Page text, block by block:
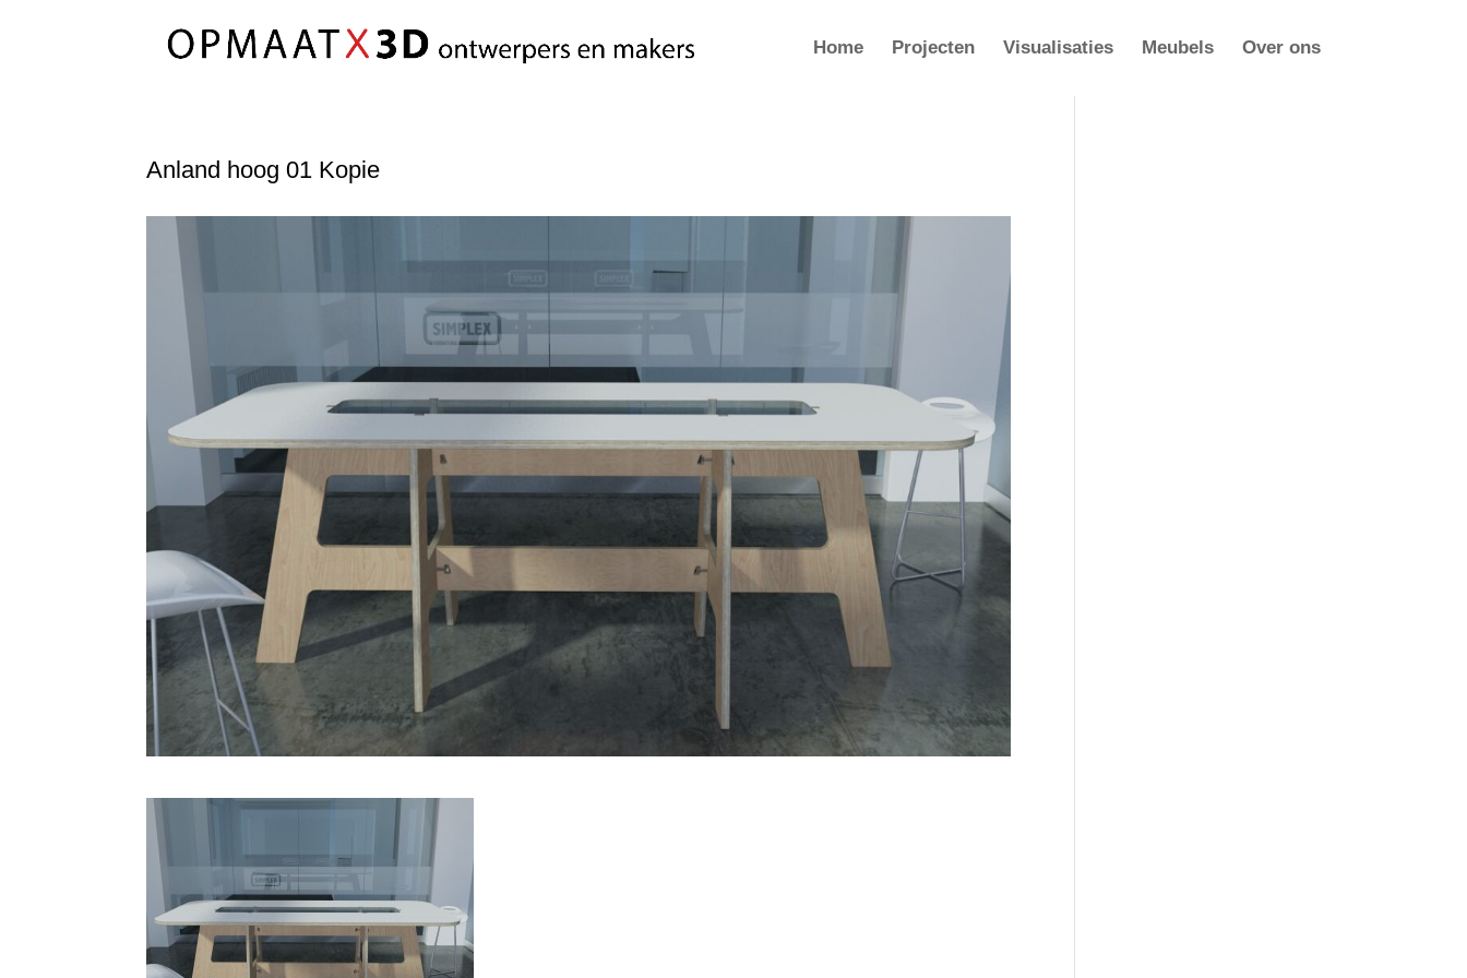
Home Projecten Visualisaties Meubels Over ons
Anland hoog 01 Kopie